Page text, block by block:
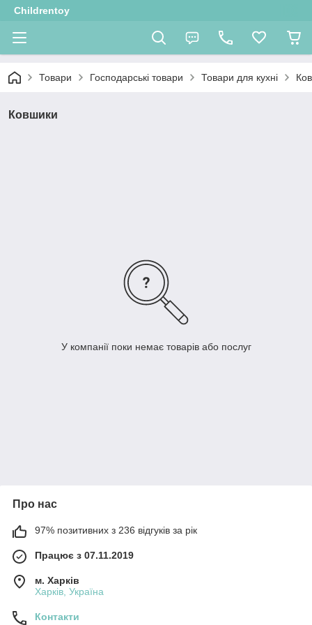
Childrentoy
Товари Господарські товари Товари для кухні
Ковшики
У компанії поки немає товарів або послуг
Про нас
97% позитивних з 236 відгуків за рік
Працює з 07.11.2019
м. Харків
Харків, Україна
Контакти